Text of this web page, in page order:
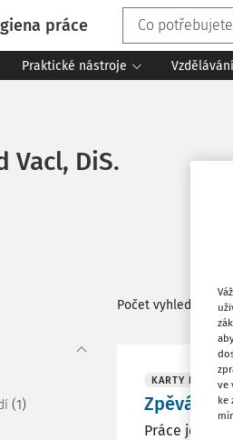
práce
Praktické nástroje Vzdělávání
Vacl, DiS.
(1)
Počet vyhledaných
KARTY BOZP
Zpěvák
Práce je
ve
ke